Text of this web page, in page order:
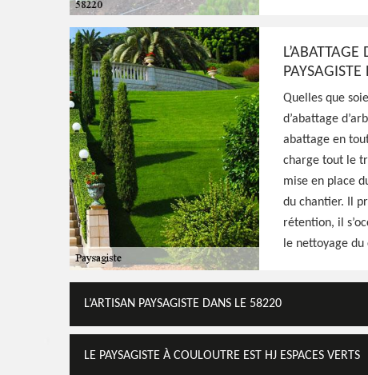
Voir Nos Realisations Contactez-Nous!
L’ABATTAGE
PAYSAGISTE
Quelles que
d’abattage
abattage en
charge tout le
mise en place
du chantier. Il
rétention, il
le nettoyage du
L’ARTISAN PAYSAGISTE DANS LE 58220
LE PAYSAGISTE À COULOUTRE EST HJ ESPACES VERTS